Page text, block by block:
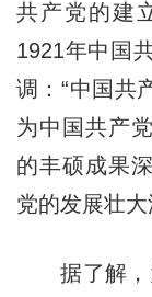
共产党的建
1921年中国
调：“中国共
为中国共产
的丰硕成果
党的发展壮大
据了解，为